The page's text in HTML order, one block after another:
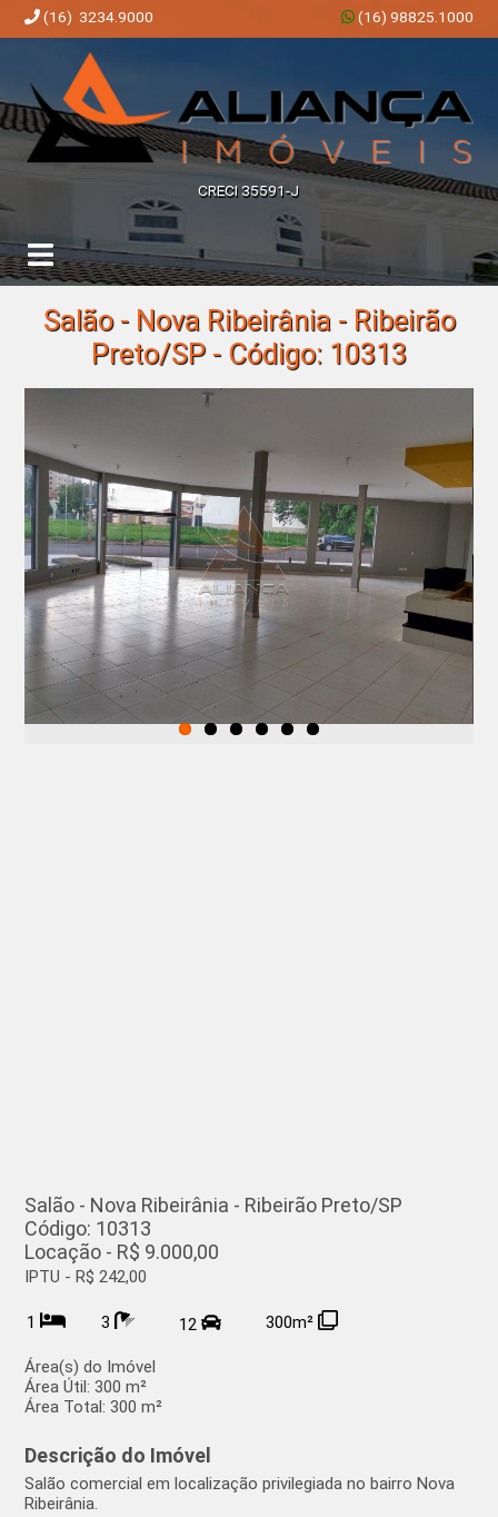
(16) 3234.9000 (16) 98825.1000
CRECI 35591-J
Salão - Nova Ribeirânia - Ribeirão
Preto/SP - Código: 10313
Salão - Nova Ribeirânia - Ribeirão Preto/SP
Código: 10313
Locação - R$ 9.000,00
IPTU - R$ 242,00
1 3 12 300m²
Área(s) do Imóvel
Área Útil:300 m²
Área Total:300 m²
Descrição do Imóvel
Salão comercial em localização privilegiada no bairro Nova
Ribeirânia.